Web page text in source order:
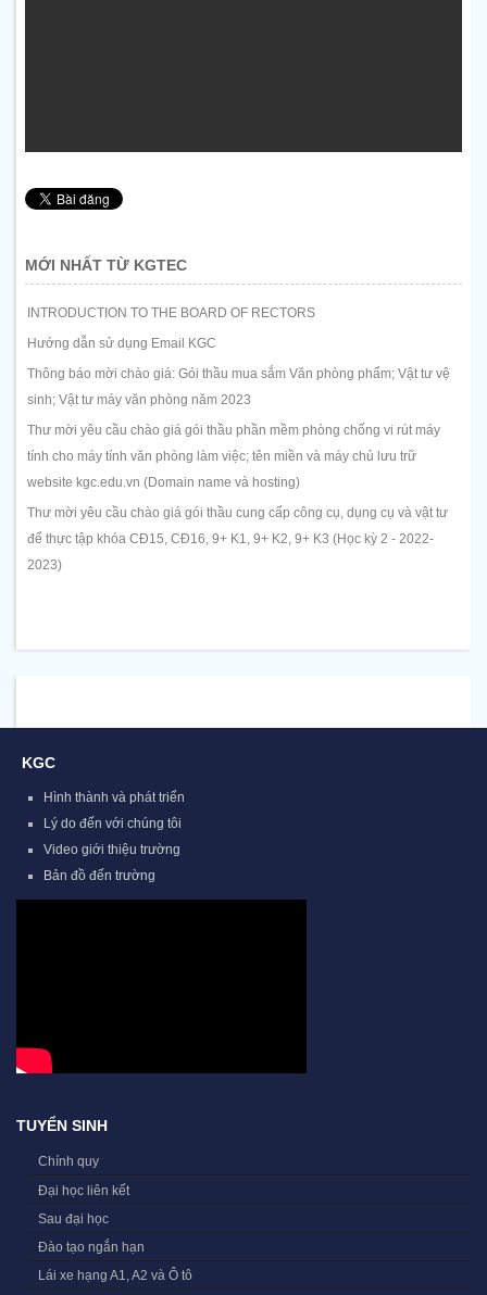
MỚI NHẤT TỪ KGTEC
INTRODUCTION TO THE BOARD OF RECTORS
Hướng dẫn sử dụng Email KGC
Thông báo mời chào giá: Gói thầu mua sắm Văn phòng phẩm; Vật tư vệ
sinh; Vật tư máy văn phòng năm 2023
Thư mời yêu cầu chào giá gói thầu phần mềm phòng chống vi rút máy
tính cho máy tính văn phòng làm việc; tên miền và máy chủ lưu trữ
website kgc.edu.vn (Domain name và hosting)
Thư mời yêu cầu chào giá gói thầu cung cấp công cụ, dụng cụ và vật tư
để thực tập khóa CĐ15, CĐ16, 9+ K1, 9+ K2, 9+ K3 (Học kỳ 2 - 2022-
2023)
KGC
Hình thành và phát triển
Lý do đến với chúng tôi
Video giới thiệu trường
Bản đồ đến trường
TUYỂN SINH
Chính quy
Đại học liên kết
Sau đại học
Đào tạo ngắn hạn
Lái xe hạng A1, A2 và Ô tô